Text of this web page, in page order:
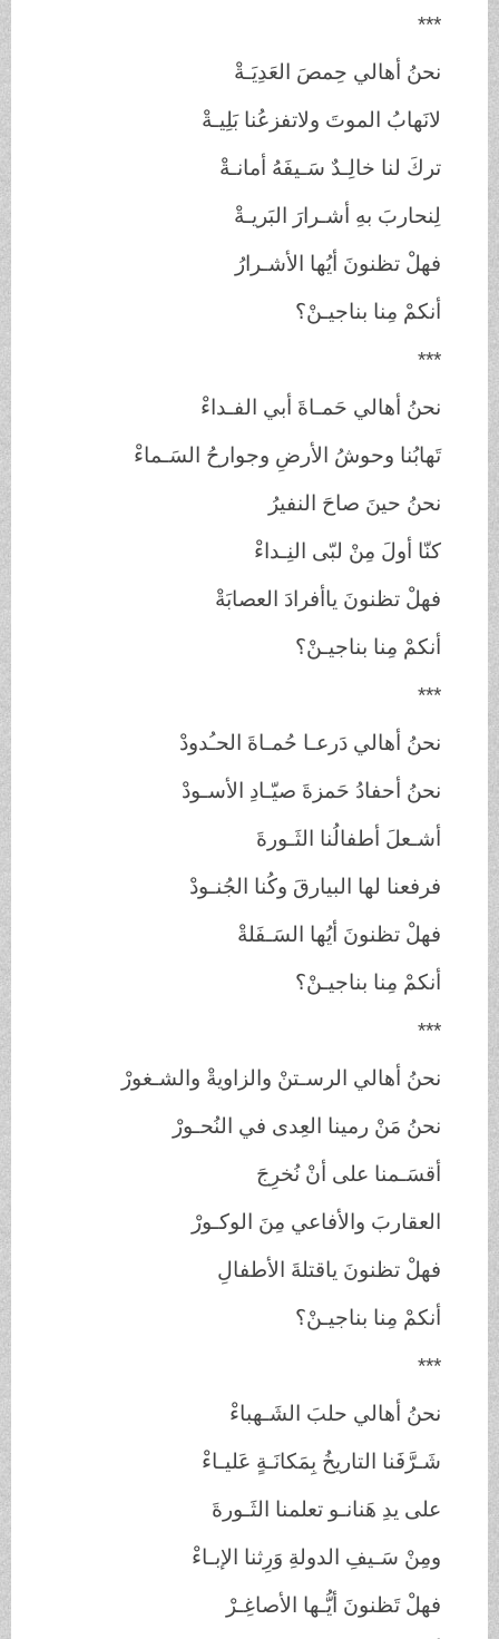
***
نحنُ أهالي حِمصَ العَدِيَـةْ
لانَهابُ الموتَ ولاتفزعُنا بَلِيـةْ
تركَ لنا خالِـدٌ سَـيفَهُ أمانـةْ
لِنحاربَ بهِ أشـرارَ البَريـةْ
فهلْ تظنونَ أيُها الأشـرارُ
أنكمْ مِنا بناجيـنْ؟
***
نحنُ أهالي حَمـاةَ أبي الفـداءْ
تَهابُنا وحوشُ الأرضِ وجوارحُ السَـماءْ
نحنُ حينَ صاحَ النفيرُ
كنّا أولَ مِنْ لبّى النِـداءْ
فهلْ تظنونَ ياأفرادَ العصابَةْ
أنكمْ مِنا بناجيـنْ؟
***
نحنُ أهالي دَرعـا حُمـاةَ الحـُدودْ
نحنُ أحفادُ حَمزةَ صيّـادِ الأسـودْ
أشـعلَ أطفالُنا الثَـورةَ
فرفعنا لها البيارقَ وكُنا الجُنـودْ
فهلْ تظنونَ أيُها السَـفَلةْ
أنكمْ مِنا بناجيـنْ؟
***
نحنُ أهالي الرسـتنْ والزاويةْ والشـغورْ
نحنُ مَنْ رمينا العِدى في النُحـورْ
أقسَـمنا على أنْ نُخرِجَ
العقاربَ والأفاعي مِنَ الوكـورْ
فهلْ تظنونَ ياقتلةَ الأطفالِ
أنكمْ مِنا بناجيـنْ؟
***
نحنُ أهالي حلبَ الشَـهباءْ
شَـرَّفَنا التاريخُ بِمَكانَـةٍ عَليـاءْ
على يدِ هَنانـو تعلمنا الثَـورةَ
ومِنْ سَـيفِ الدولةِ وَرِثنا الإبـاءْ
فهلْ تَظنونَ أيُّـها الأصاغِـرْ